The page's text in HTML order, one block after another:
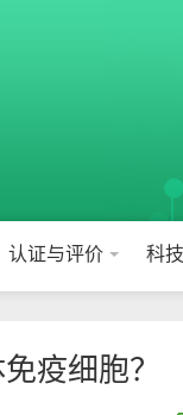
认证与评价 科
疫细胞？